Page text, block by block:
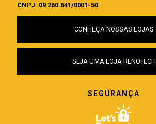
CNPJ: 09.260.641/0001-50
CONHEÇA NOSSAS LOJAS
SEJA UMA LOJA RENOTECH
SEGURANÇA